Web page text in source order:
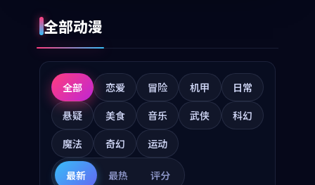
全部动漫
全部 恋爱 冒险 机甲
日常
悬疑
美食 音乐 武侠
科幻
魔法
奇幻 运动
最新 最热 评分